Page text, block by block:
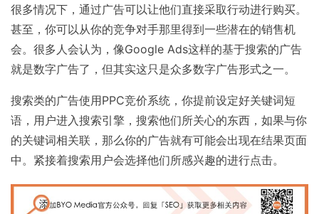
很多情况下，通过广告可以让他们直接采取行动进行购买。
甚至，你可以从你的竞争对手那里得到一些潜在的销售机
会。很多人会认为，像Google Ads这样的基于搜索的广告
就是数字广告了，但其实这只是众多数字广告形式之一。
搜索类的广告使用PPC竞价系统，你提前设定好关键词短
语，用户进入搜索引擎，搜索他们所关心的东西，如果与你
的关键词相关联，那么你的广告就有可能会出现在结果页面
中。紧接着搜索用户会选择他们所感兴趣的进行点击。